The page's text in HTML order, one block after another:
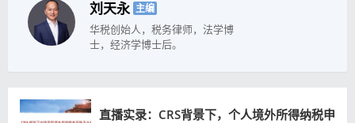
刘天永 主编
华税创始人，税务律师，法学博
士，经济学博士后。
直播实录：CRS背景下，个人境外所得纳税申